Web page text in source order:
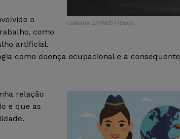
Créditos: LIVINUS / iStock
o
como
artificial.
como doença ocupacional e a consequente
relação
e que as